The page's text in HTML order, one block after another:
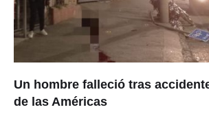
Un hombre falleció tras
de las Américas